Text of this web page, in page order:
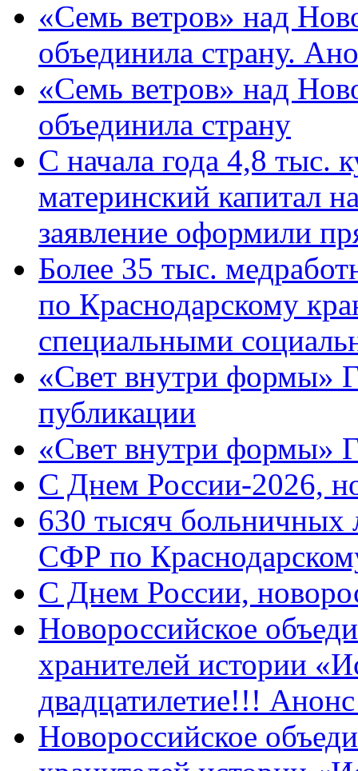
«Семь ветров» над
объединила страну.
«Семь ветров» над
объединила страну
С начала года 4,8 тыс.
материнский капитал
заявление оформили
Более 35 тыс.
по Краснодарскому
специальными
«Свет внутри формы»
публикации
«Свет внутри формы»
C Днем России-2026,
630 тысяч больничных
СФР по
C Днем России,
Новороссийское
хранителей истории
двадцатилетие!!!
Новороссийское